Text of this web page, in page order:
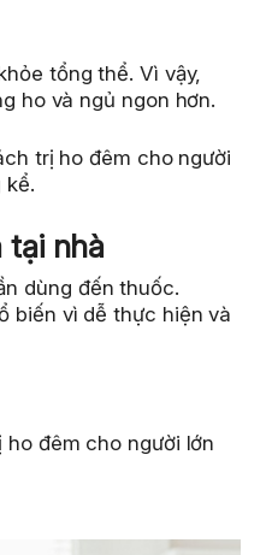
tổng thể. Vì vậy,
ho và ngủ ngon hơn.
trị ho đêm cho người
kể.
tại nhà
dùng đến thuốc.
biến vì dễ thực hiện và
đêm cho người lớn